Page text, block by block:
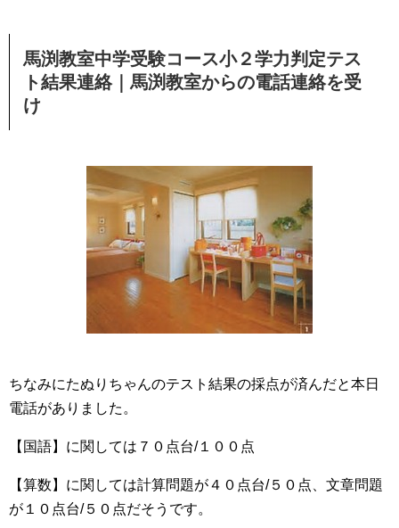
馬渕教室中学受験コース小２学力判定テス
ト結果連絡｜馬渕教室からの電話連絡を受
け
ちなみにたぬりちゃんのテスト結果の採点が済んだと本日
電話がありました。
【国語】に関しては７０点台/１００点
【算数】に関しては計算問題が４０点台/５０点、文章問題
が１０点台/５０点だそうです。